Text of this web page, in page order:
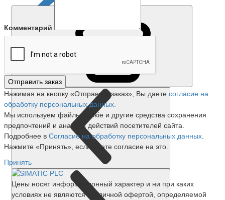
Купить
Комментарий
Отправить заказ
Нажимая на кнопку «Отправить заказ», Вы даете согласие на
обработку персональных данных.
Мы используем файлы cookie и другие средства сохранения
предпочтений и анализа действий посетителей сайта.
Подробнее в Согласие на обработку персональных данных.
Нажмите «Принять», если даете согласие на это.
Принять
Цены носят информационный характер и ни при каких
условиях не являются публичной офертой, определяемой